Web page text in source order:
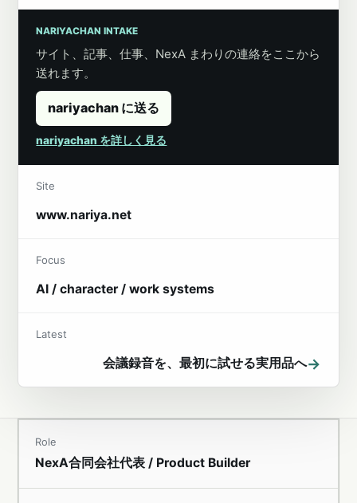
NARIYACHAN INTAKE
サイト、記事、仕事、NexA まわりの連絡をここから
送れます。
nariyachan に送る
nariyachan を詳しく見る
Site
www.nariya.net
Focus
AI / character / work systems
Latest
会議録音を、最初に試せる実用品へ→
Role
NexA合同会社代表 / Product Builder